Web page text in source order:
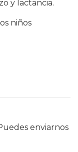
y lactancia.
niños
enviarnos